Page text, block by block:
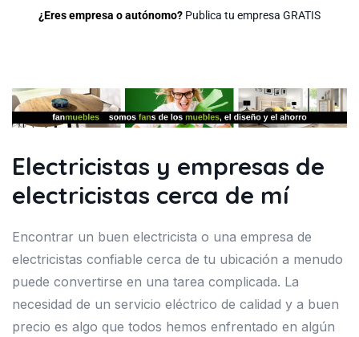
¿Eres empresa o autónomo? Publica tu empresa GRATIS
Electricistas y empresas de
electricistas cerca de mí
Encontrar un buen electricista o una empresa de
electricistas confiable cerca de tu ubicación a menudo
puede convertirse en una tarea complicada. La
necesidad de un servicio eléctrico de calidad y a buen
precio es algo que todos hemos enfrentado en algún